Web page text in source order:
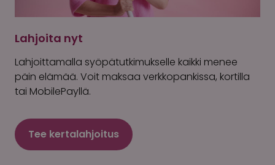
Lahjoita nyt
Lahjoittamalla syöpätutkimukselle kaikki menee
päin elämää. Voit maksaa verkkopankissa, kortilla
tai MobilePayllä.
Tee kertalahjoitus